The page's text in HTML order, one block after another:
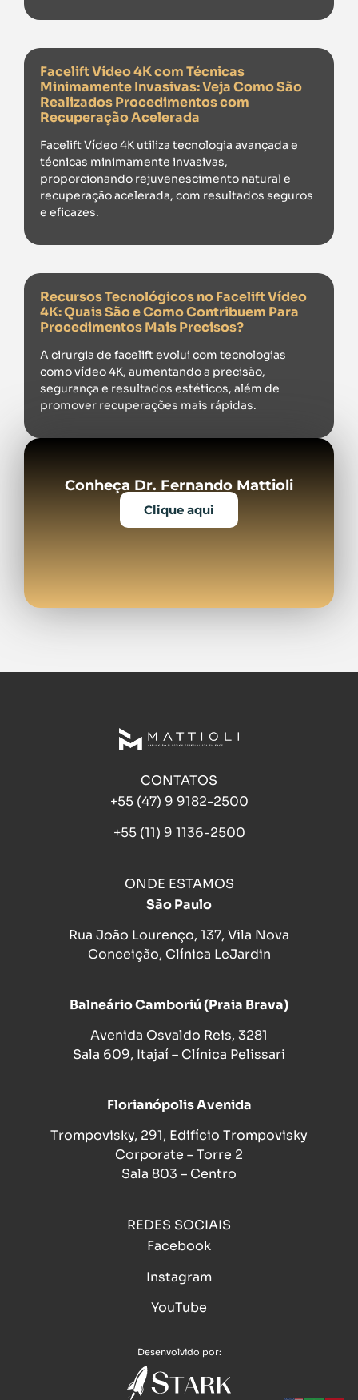
Facelift Vídeo 4K com Técnicas
Minimamente Invasivas: Veja Como São
Realizados Procedimentos com
Recuperação Acelerada
Facelift Vídeo 4K utiliza tecnologia avançada e
técnicas minimamente invasivas,
proporcionando rejuvenescimento natural e
recuperação acelerada, com resultados seguros
e eficazes.
Recursos Tecnológicos no Facelift Vídeo
4K: Quais São e Como Contribuem Para
Procedimentos Mais Precisos?
A cirurgia de facelift evolui com tecnologias
como vídeo 4K, aumentando a precisão,
segurança e resultados estéticos, além de
promover recuperações mais rápidas.
Conheça Dr. Fernando Mattioli
Clique aqui
CONTATOS
+55 (47) 9 9182-2500
+55 (11) 9 1136-2500
ONDE ESTAMOS
São Paulo
Rua João Lourenço, 137, Vila Nova
Conceição, Clínica LeJardin
Balneário Camboriú (Praia Brava)
Avenida Osvaldo Reis, 3281
Sala 609, Itajaí – Clínica Pelissari
Florianópolis Avenida
Trompovisky, 291, Edifício Trompovisky
Corporate – Torre 2
Sala 803 – Centro
REDES SOCIAIS
Facebook
Instagram
YouTube
Desenvolvido por: